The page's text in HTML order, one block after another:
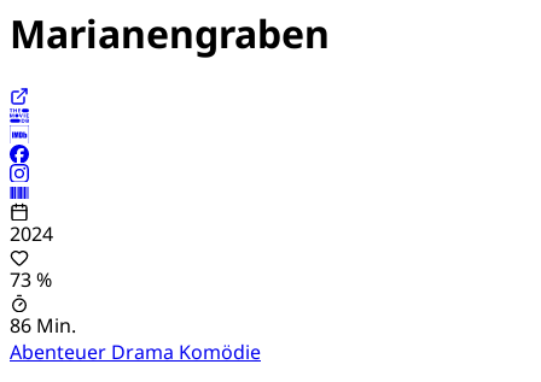
Marianengraben
2024
73 %
86 Min.
Abenteuer Drama Komödie